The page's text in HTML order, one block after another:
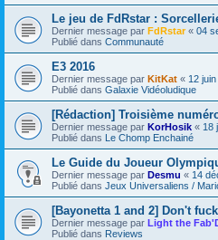
Le jeu de FdRstar :
Dernier message par FdRstar« 04
Publié dans Communauté
E3 2016
Dernier message par KitKat « 12
Publié dans Galaxie Vidéoludique
[Rédaction] Troisième
Dernier message par KorHosik « 18
Publié dans Le Chomp Enchainé
Le Guide du Joueur
Dernier message par Desmu « 14
Publié dans Jeux Universaliens /
[Bayonetta 1 and 2] Don't
Dernier message par Light the
Publié dans Reviews